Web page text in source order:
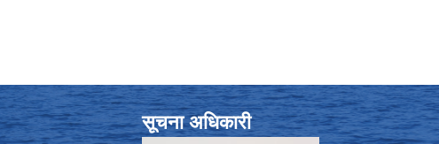
सूचना अधिकारी